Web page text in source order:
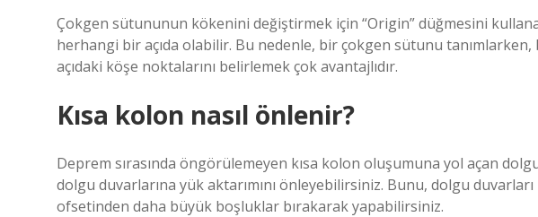
Çokgen sütununun kökenini değiştirmek için “Origin” düğmesini
herhangi bir açıda olabilir. Bu nedenle, bir çokgen sütunu
açıdaki köşe noktalarını belirlemek çok avantajlıdır.
Kısa kolon nasıl önlenir?
Deprem sırasında öngörülemeyen kısa kolon oluşumuna yol açan
dolgu duvarlarına yük aktarımını önleyebilirsiniz. Bunu, dolgu
ofsetinden daha büyük boşluklar bırakarak yapabilirsiniz.